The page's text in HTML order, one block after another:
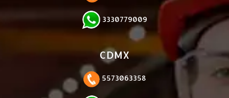
3330779009
CDMX
5573063358